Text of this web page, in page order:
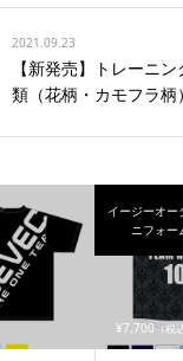
2021.09.23
【新発売】トレーニ
類（花柄・カモフラ柄
¥7,700 （税
イージーオー
ニフォー